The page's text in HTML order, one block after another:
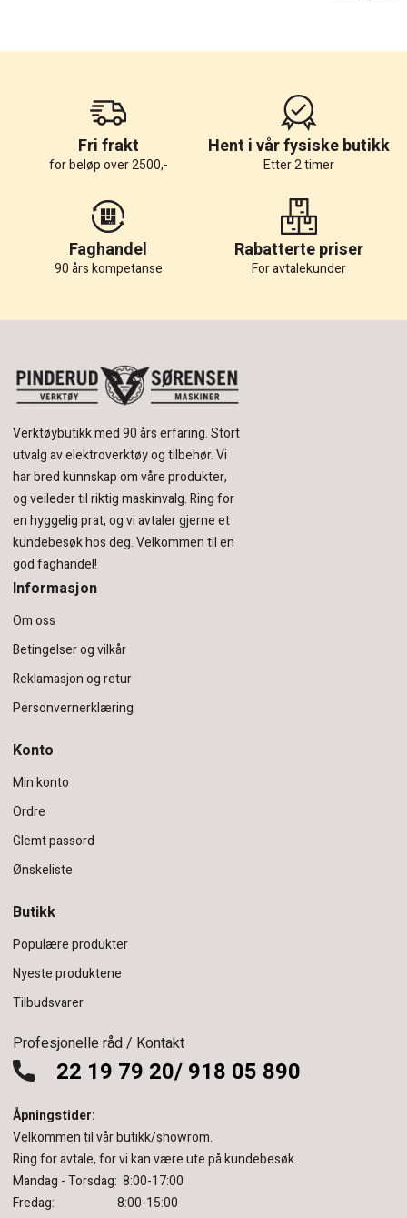
Fri frakt
for beløp over 2500,-
Hent i vår fysiske butikk
Etter 2 timer
Faghandel
90 års kompetanse
Rabatterte priser
For avtalekunder
Verktøybutikk med 90 års erfaring.Stort
utvalg av elektroverktøy og tilbehør.Vi
har bred kunnskap om våre produkter,
og veileder til riktig maskinvalg. Ring for
en hyggelig prat, og vi avtaler gjerne et
kundebesøk hos deg.Velkommen til en
god faghandel!
Informasjon
Om oss
Betingelser og vilkår
Reklamasjon og retur
Personvernerklæring
Konto
Min konto
Ordre
Glemt passord
Ønskeliste
Butikk
Populære produkter
Nyeste produktene
Tilbudsvarer
Profesjonelle råd / Kontakt
22 19 79 20/ 918 05 890
Åpningstider:
Velkommen til vår butikk/showrom.
Ring for avtale, for vi kan være ute på kundebesøk.
Mandag - Torsdag: 8:00-17:00
Fredag: 8:00-15:00